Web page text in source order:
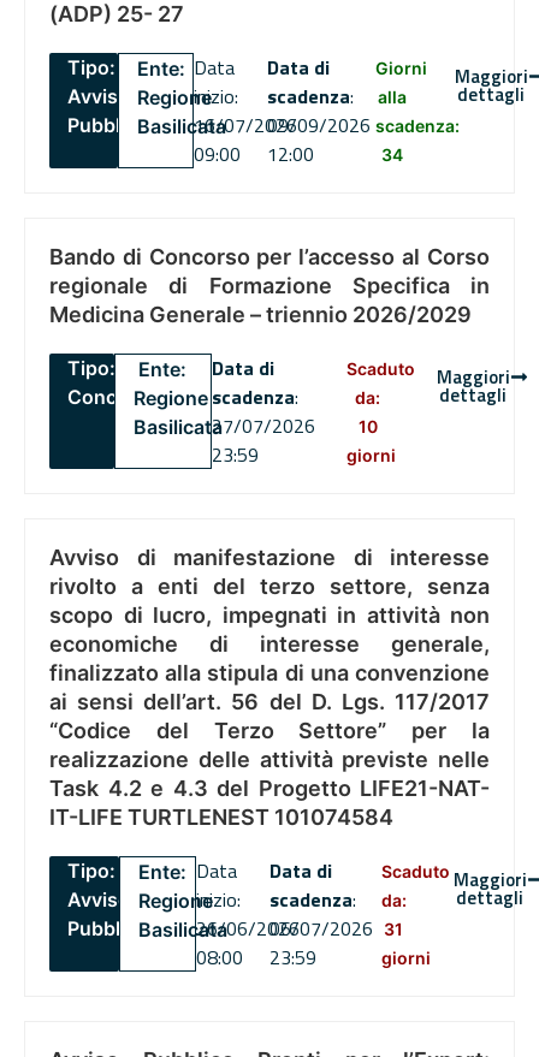
(ADP) 25- 27
Tipo:
Avviso
Pubblico
Ente:
Regione
Basilicata
Data
inizio:
16/07/2026
09:00
Data di
scadenza:
09/09/2026
12:00
Giorni
alla
scadenza:
34
Maggiori
dettagli
Bando di Concorso per l’accesso al Corso
regionale di Formazione Specifica in
Medicina Generale – triennio 2026/2029
Tipo:
Concorsi
Ente:
Regione
Basilicata
Data di
scadenza:
27/07/2026
23:59
Scaduto
da:
10
giorni
Maggiori
dettagli
Avviso di manifestazione di interesse
rivolto a enti del terzo settore, senza
scopo di lucro, impegnati in attività non
economiche di interesse generale,
finalizzato alla stipula di una convenzione
ai sensi dell’art. 56 del D. Lgs. 117/2017
“Codice del Terzo Settore” per la
realizzazione delle attività previste nelle
Task 4.2 e 4.3 del Progetto LIFE21-NAT-
IT-LIFE TURTLENEST 101074584
Tipo:
Avviso
Pubblico
Ente:
Regione
Basilicata
Data
inizio:
26/06/2026
08:00
Data di
scadenza:
06/07/2026
23:59
Scaduto
da:
31
giorni
Maggiori
dettagli